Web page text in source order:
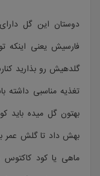
دوستان این گل
فارسیش یعنی اینکه
گلدهیش رو بذارید
تغذیه مناسبی
بهتون گل میده باید
بهش داد تا گلش عمر
ماهی یا کود